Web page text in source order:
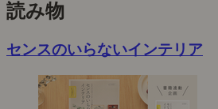
読み物
センスのいらないインテリア